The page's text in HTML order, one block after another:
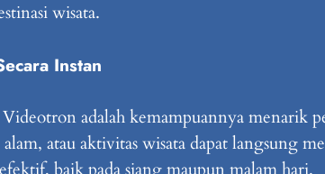
wisata.
Instan
adalah kemampuannya menarik
atau aktivitas wisata dapat langsung